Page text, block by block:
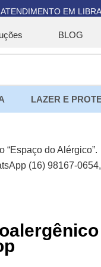
EM
BLOG
LAZER E
“Espaço do Alérgico”.
(16) 98167-0654,